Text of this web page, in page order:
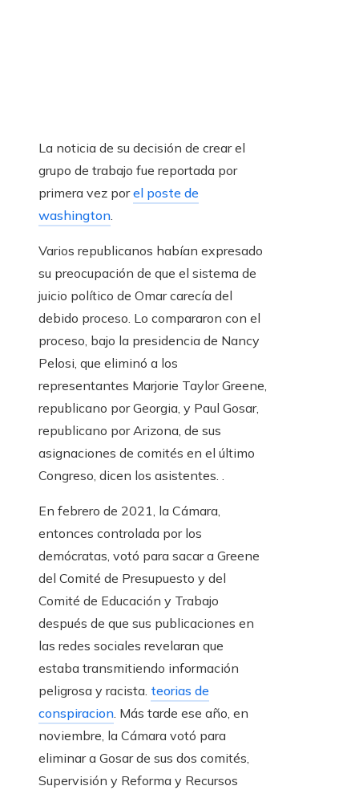
La noticia de su decisión de crear el
grupo de trabajo fue reportada por
primera vez porel poste de
washington.
Varios republicanos habían expresado
su preocupación de que el sistema de
juicio político de Omar carecía del
debido proceso. Lo compararon con el
proceso, bajo la presidencia de Nancy
Pelosi, que eliminó a los
representantes Marjorie Taylor Greene,
republicano por Georgia, y Paul Gosar,
republicano por Arizona, de sus
asignaciones de comités en el último
Congreso, dicen los asistentes. .
En febrero de 2021, la Cámara,
entonces controlada por los
demócratas, votó para sacar a Greene
del Comité de Presupuesto y del
Comité de Educación y Trabajo
después de que sus publicaciones en
las redes sociales revelaran que
estaba transmitiendo información
peligrosa y racista. teorias de
conspiracion. Más tarde ese año, en
noviembre, la Cámara votó para
eliminar a Gosar de sus dos comités,
Supervisión y Reforma y Recursos